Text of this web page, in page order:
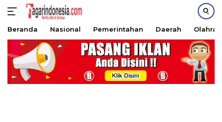
Langsung
konten
Beranda Nasional Pemerintahan Daerah